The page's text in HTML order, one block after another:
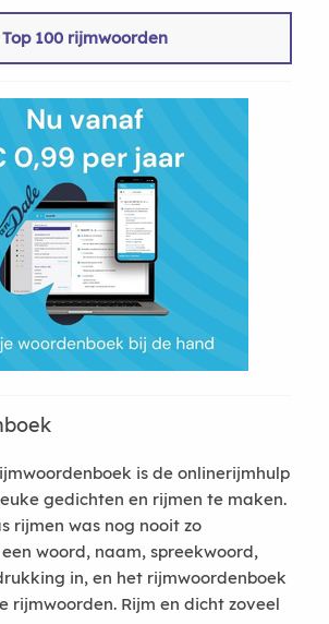
Top 100 rijmwoorden
is de onlinerijmhulp
gedichten en rijmen te maken.
rijmen was nog nooit zo
woord, naam, spreekwoord,
in, en het rijmwoordenboek
rijmwoorden. Rijm en dicht zoveel